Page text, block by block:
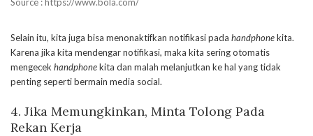
Selain itu, kita juga bisa menonaktifkan notifikasi pada handphonekita.
Karena jika kita mendengar notifikasi, maka kita sering otomatis
mengecek handphonekita dan malah melanjutkan ke hal yang tidak
penting seperti bermain media social.
4. Jika Memungkinkan, Minta Tolong Pada
Rekan Kerja